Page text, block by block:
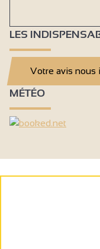
LES
Votre avis nous
MÉTÉO